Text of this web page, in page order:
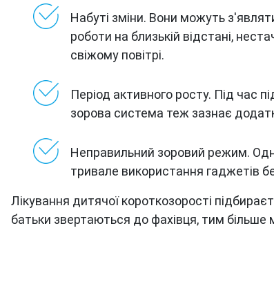
Набуті зміни. Вони можуть
роботи на близькій відстані,
свіжому повітрі.
Період активного росту. Під час
зорова система теж зазнає
Неправильний зоровий режим.
тривале використання гаджетів
Лікування дитячої короткозорості
батьки звертаються до фахівця, тим